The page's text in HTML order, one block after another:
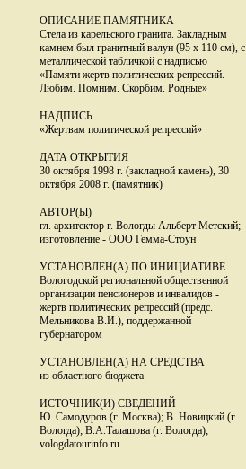
ОПИСАНИЕ ПАМЯТНИКА
Стела из карельского гранита. Закладным
камнем был гранитный валун (95 х 110 см), с
металлической табличкой с надписью
«Памяти жертв политических репрессий.
Любим. Помним. Скорбим. Родные»
НАДПИСЬ
«Жертвам политической репрессий»
ДАТА ОТКРЫТИЯ
30 октября 1998 г. (закладной камень), 30
октября 2008 г. (памятник)
АВТОР(Ы)
гл. архитектор г. Вологды Альберт Метский;
изготовление - ООО Гемма-Стоун
УСТАНОВЛЕН(А) ПО ИНИЦИАТИВЕ
Вологодской региональной общественной
организации пенсионеров и инвалидов -
жертв политических репрессий (предс.
Мельникова В.И.), поддержанной
губернатором
УСТАНОВЛЕН(А) НА СРЕДСТВА
из областного бюджета
ИСТОЧНИК(И) СВЕДЕНИЙ
Ю. Самодуров (г. Москва); В. Новицкий (г.
Вологда); В.А.Талашова (г. Вологда);
vologdatourinfo.ru